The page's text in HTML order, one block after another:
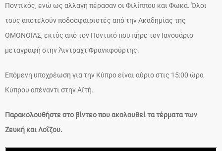
Ποντικός, ενώ ως αλλαγή πέρασαν οι Φιλίππου και Φωκά. Όλοι
τους αποτελούν ποδοσφαιριστές από την Ακαδημίας της
ΟΜΟΝΟΙΑΣ, εκτός από τον Ποντικό που πήρε τον Ιανουάριο
μεταγραφή στην Άιντραχτ Φρανκφούρτης.
Επόμενη υποχρέωση για την Κύπρο είναι αύριο στις 15:00 ώρα
Κύπρου απέναντι στην Αϊτή.
Παρακολουθήστε στο βίντεο που ακολουθεί τα τέρματα των
Ζευκή και Λοΐζου.